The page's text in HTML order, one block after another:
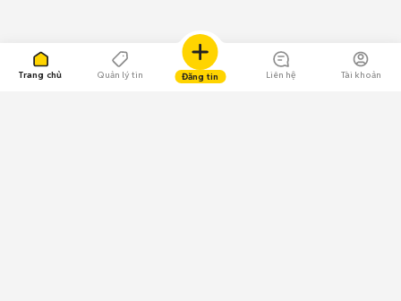
Trang chủ Quản lý tin Đăng tin Liên hệ Tài khoản